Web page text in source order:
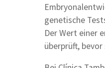
genetische
Der Wert einer
überprüft,